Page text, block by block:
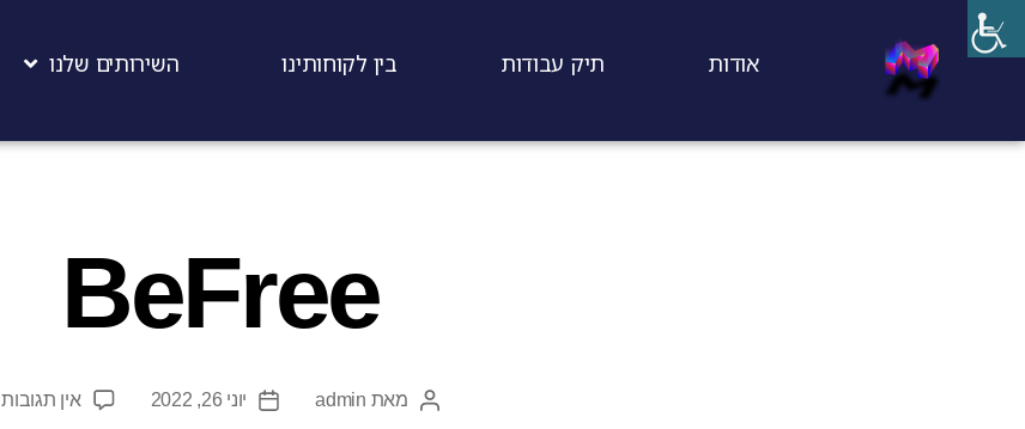
אודות תיק עבודות בין לקוחותינו השירותים שלנו
BeFree
מאת admin יוני 26, 2022 אין תגובות